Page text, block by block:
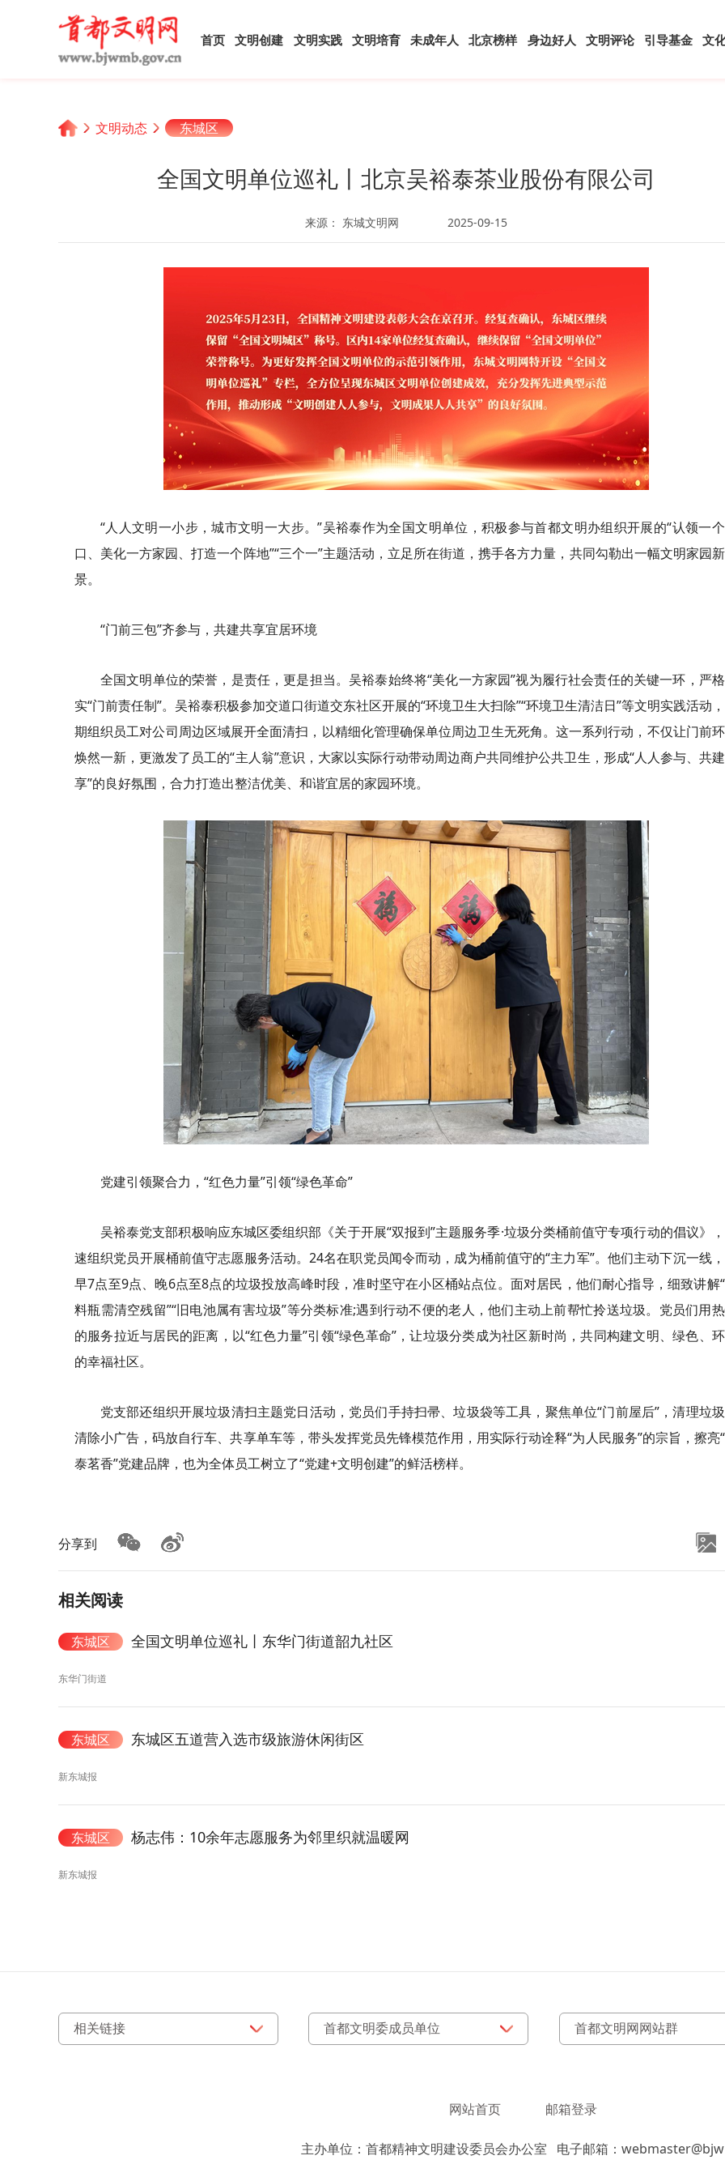
首页 文明创建 文明实践 文明培育 未成年人 北京榜样 身边好人 文明评论 引导基金 文
文明动态 东城区
全国文明单位巡礼丨北京吴裕泰茶业股份有限公司
来源： 东城文明网 2025-09-15
“人人文明一小步，城市文明一大步。”吴裕泰作为全国文明单位，积极参与首都文明办组织开展的“认领一
口、美化一方家园、打造一个阵地”“三个一”主题活动，立足所在街道，携手各方力量，共同勾勒出一幅文明家园
景。
“门前三包”齐参与，共建共享宜居环境
全国文明单位的荣誉，是责任，更是担当。吴裕泰始终将“美化一方家园”视为履行社会责任的关键一环，严
实“门前责任制”。吴裕泰积极参加交道口街道交东社区开展的“环境卫生大扫除”“环境卫生清洁日”等文明实践活动
期组织员工对公司周边区域展开全面清扫，以精细化管理确保单位周边卫生无死角。这一系列行动，不仅让门前
焕然一新，更激发了员工的“主人翁”意识，大家以实际行动带动周边商户共同维护公共卫生，形成“人人参与、共
享”的良好氛围，合力打造出整洁优美、和谐宜居的家园环境。
党建引领聚合力，“红色力量”引领“绿色革命”
吴裕泰党支部积极响应东城区委组织部《关于开展“双报到”主题服务季·垃圾分类桶前值守专项行动的倡议》
速组织党员开展桶前值守志愿服务活动。24名在职党员闻令而动，成为桶前值守的“主力军”。他们主动下沉一线
早7点至9点、晚6点至8点的垃圾投放高峰时段，准时坚守在小区桶站点位。面对居民，他们耐心指导，细致讲解
料瓶需清空残留”“旧电池属有害垃圾”等分类标准;遇到行动不便的老人，他们主动上前帮忙拎送垃圾。党员们用
的服务拉近与居民的距离，以“红色力量”引领“绿色革命”，让垃圾分类成为社区新时尚，共同构建文明、绿色、
的幸福社区。
党支部还组织开展垃圾清扫主题党日活动，党员们手持扫帚、垃圾袋等工具，聚焦单位“门前屋后”，清理垃
清除小广告，码放自行车、共享单车等，带头发挥党员先锋模范作用，用实际行动诠释“为人民服务”的宗旨，擦亮
泰茗香”党建品牌，也为全体员工树立了“党建+文明创建”的鲜活榜样。
分享到
相关阅读
东城区 全国文明单位巡礼丨东华门街道韶九社区
东华门街道
东城区 东城区五道营入选市级旅游休闲街区
新东城报
东城区 杨志伟：10余年志愿服务为邻里织就温暖网
新东城报
网站首页 邮箱登录
主办单位：首都精神文明建设委员会办公室 电子邮箱：